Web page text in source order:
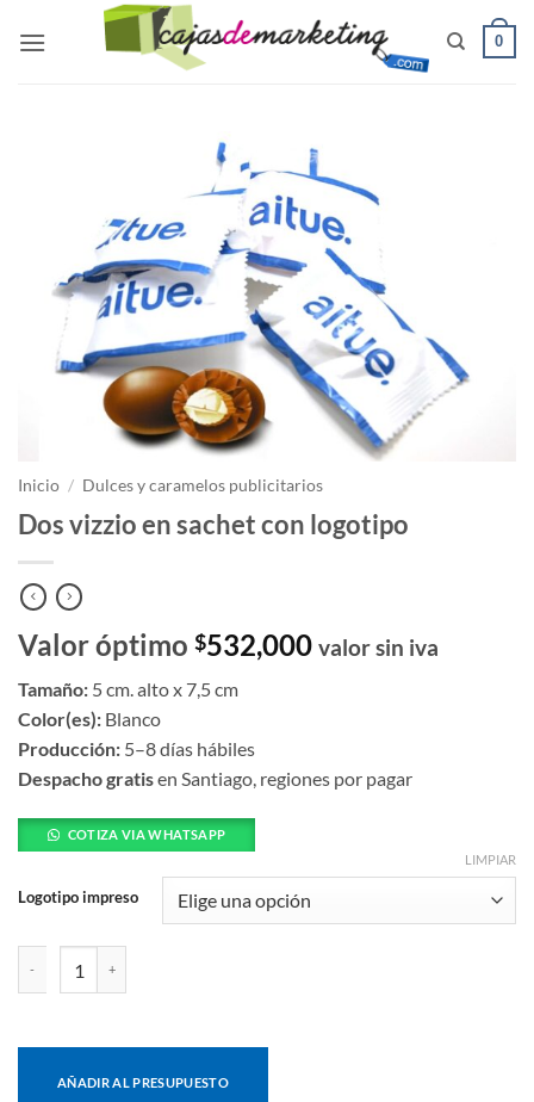
0
Inicio / Dulces y caramelos publicitarios
Dos vizzio en sachet con logotipo
Valor óptimo $532,000 valor sin iva
Tamaño: 5 cm. alto x 7,5 cm
Color(es): Blanco
Producción: 5–8 días hábiles
Despacho gratisen Santiago, regiones por pagar
COTIZA VIA WHATSAPP
Logotipo impreso
LIMPIAR
AÑADIR AL PRESUPUESTO